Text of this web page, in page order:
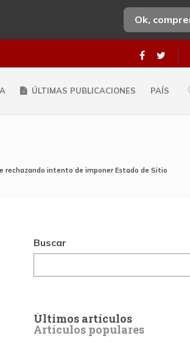
Ok,
ÚLTIMAS PUBLICACIONES PAÍS
rechazando intento de imponer Estado de Sitio
Buscar
Últimos artículos
Artículos populares